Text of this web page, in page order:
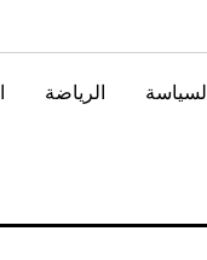
السياسة الرياضة